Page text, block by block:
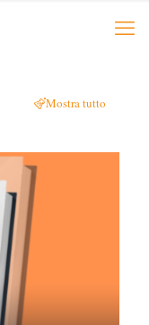
Mostra tutto